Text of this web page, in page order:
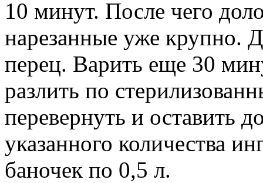
10 минут. После чего
нарезанные уже крупно.
перец. Варить еще 30
разлить по
перевернуть и оставить
указанного количества
баночек по 0,5 л.